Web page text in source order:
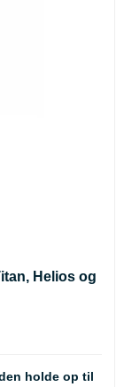
Helios og
holde op til